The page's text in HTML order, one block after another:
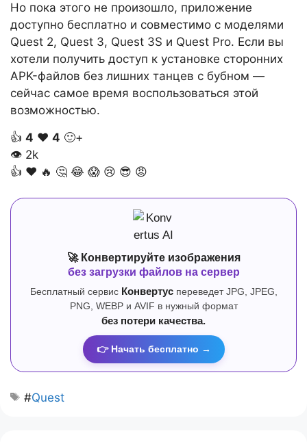
Но пока этого не произошло, приложение
доступно бесплатно и совместимо с моделями
Quest 2, Quest 3, Quest 3S и Quest Pro. Если вы
хотели получить доступ к установке сторонних
APK-файлов без лишних танцев с бубном —
сейчас самое время воспользоваться этой
возможностью.
👍 4 ❤️ 4 🙂+
👁 2k
👍 ❤️ 🔥 🤔 😂 😱 😢 😎 😡
🚀 Конвертируйте изображения
без загрузки файлов на сервер
Бесплатный сервис Конвертуспереведет JPG, JPEG,
PNG, WEBP и AVIF в нужный формат
без потери качества.
👉 Начать бесплатно →
#Quest